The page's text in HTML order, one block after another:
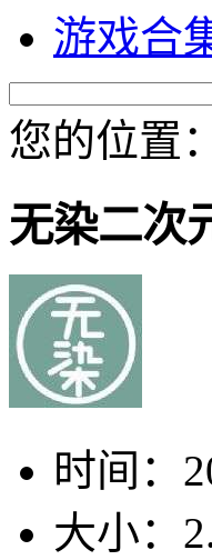
游戏合
您的位置：
无染二次
时间：
大小：